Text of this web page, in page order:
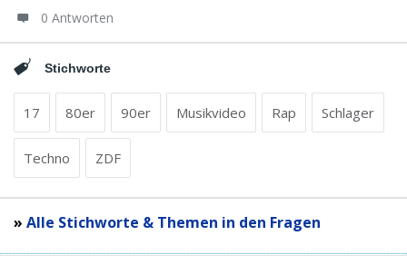
0 Antworten
Stichworte
17 80er 90er Musikvideo Rap Schlager
Techno ZDF
» Alle Stichworte & Themen in den Fragen